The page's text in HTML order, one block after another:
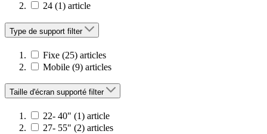
24 (1) article
Type de support filter
Fixe (25) articles
Mobile (9) articles
Taille d'écran supporté filter
22- 40" (1) article
27- 55" (2) articles